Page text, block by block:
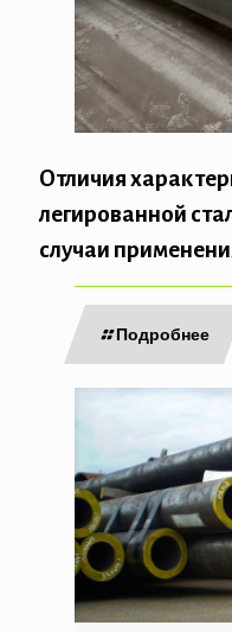
Отличия
легированной
случаи
Подробнее